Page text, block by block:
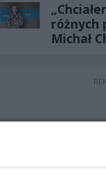
różnych
Michał